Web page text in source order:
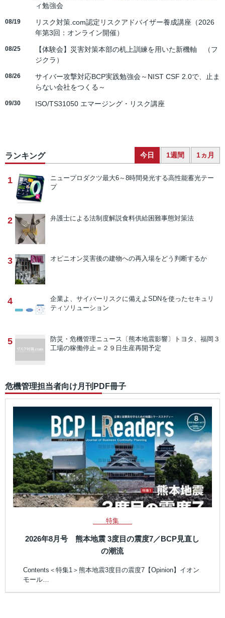
ィ勉強会
08/19
リスク対策.com認定リスクアドバイザー養成講座（2026
年第3回：オンライン開催）
08/25
【体験会】災害対策本部の机上訓練を用いた新機軸 （フ
ジクラ）
08/26
サイバー攻撃対応BCP実践勉強会～NIST CSF 2.0で、止ま
らない会社をつくる～
09/30 ISO/TS31050 エマージング・リスク講座
ランキング 今日 1週間 1ヵ月
1 ニュープロダクツ最大6～8時間発光する高性能蓄光テー
プ
2 弁護士による法制度解説食料供給困難事態対策法
3 オピニオン災害後の建物への再入場をどう判断するか
4 企業よ、サイバーリスクに備えよ SDNを使ったセキュリ
ティソリューション
5 防災・危機管理ニュース 〔熊本地震影響〕トヨタ、福岡３
工場の稼働停止＝２９日生産再開予定
危機管理担当者向け月刊PDF冊子
特集
2026年8月号 熊本地震 3度目の震度7／BCP見直し
の潮流
Contents＜特集1＞熊本地震3度目の震度7【Opinion】イオン
モール…